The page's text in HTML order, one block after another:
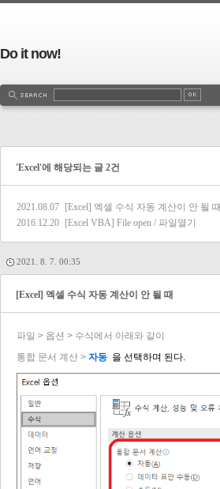
Do it now!
'Excel'에 해당되는 글 2건
2021.08.07
[Excel] 엑셀 수식 자동 계산이 안 될 때
2016.12.20
[Excel VBA] File open / 파일열기
2021. 8. 7. 00:35
[Excel] 엑셀 수식 자동 계산이 안 될 때
파일 > 옵션 > 수식에서 아래와 같이
통합 문서 계산 > 자동 을 선택하며 된다.